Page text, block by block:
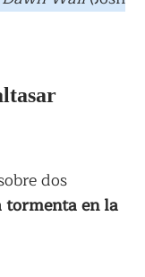
dos
en la